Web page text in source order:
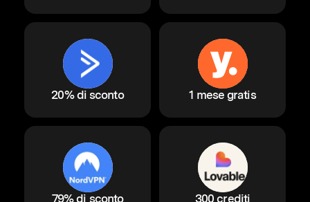
20% di sconto 1 mese gratis
79% di sconto 300 crediti